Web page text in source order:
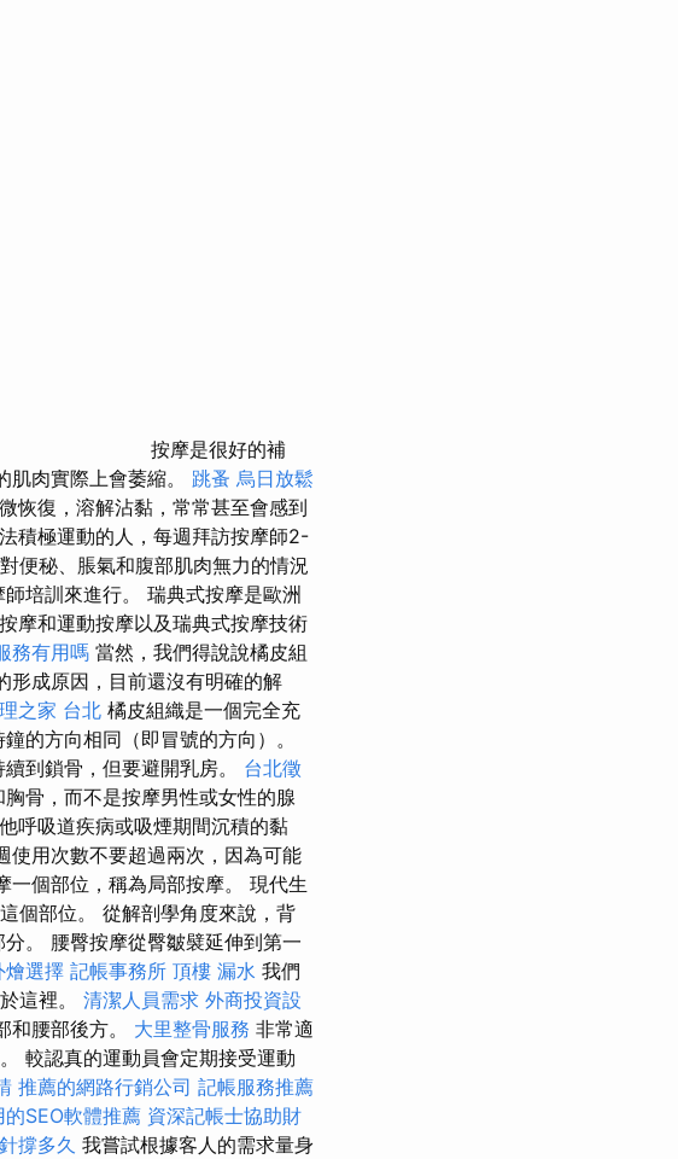
按摩是很好的補
肌肉實際上會萎縮。 跳蚤 烏日放鬆
恢復，溶解沾黏，常常甚至會感到
積極運動的人，每週拜訪按摩師2-
便秘、脹氣和腹部肌肉無力的情況
培訓來進行。 瑞典式按摩是歐洲
摩和運動按摩以及瑞典式按摩技術
務有用嗎 當然，我們得說說橘皮組
形成原因，目前還沒有明確的解
之家 台北 橘皮組織是一個完全充
的方向相同（即冒號的方向）。
到鎖骨，但要避開乳房。 台北徵
骨，而不是按摩男性或女性的腺
呼吸道疾病或吸煙期間沉積的黏
使用次數不要超過兩次，因為可能
一個部位，稱為局部按摩。 現代生
個部位。 從解剖學角度來說，背
。 腰臀按摩從臀皺襞延伸到第一
燴選擇 記帳事務所 頂樓 漏水 我們
這裡。 清潔人員需求 外商投資設
和腰部後方。 大里整骨服務 非常適
較認真的運動員會定期接受運動
推薦的網路行銷公司 記帳服務推薦
的SEO軟體推薦 資深記帳士協助財
撐多久 我嘗試根據客人的需求量身